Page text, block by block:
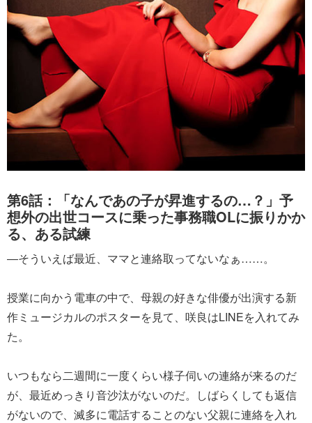
第6話：「なんであの子が昇進するの…？」予
想外の出世コースに乗った事務職OLに振りかか
る、ある試練
―そういえば最近、ママと連絡取ってないなぁ……。
授業に向かう電車の中で、母親の好きな俳優が出演する新
作ミュージカルのポスターを見て、咲良はLINEを入れてみ
た。
いつもなら二週間に一度くらい様子伺いの連絡が来るのだ
が、最近めっきり音沙汰がないのだ。しばらくしても返信
がないので、滅多に電話することのない父親に連絡を入れ